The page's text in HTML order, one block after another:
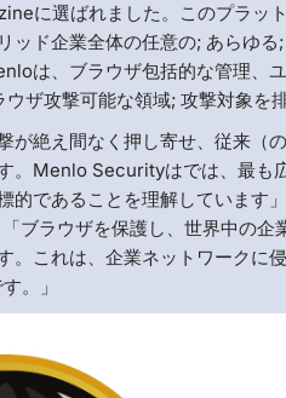
に選ばれました。このプラッ
ド企業全体の任意の; あらゆ
は、ブラウザ包括的な管理、
ザ攻撃可能な領域; 攻撃対象を排
が絶え間なく押し寄せ、従来（
。Menlo Securityはでは、最も
的であることを理解していま
ブラウザを保護し、世界中の企
これは、企業ネットワークに
。」